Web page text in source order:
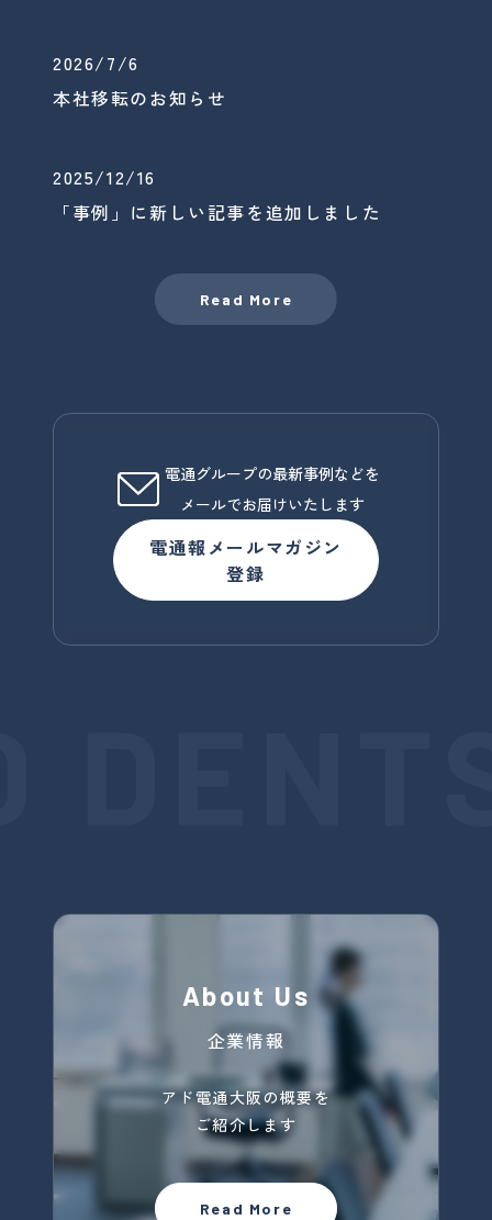
2026/7/6
本社移転のお知らせ
2025/12/16
「事例」に新しい記事を追加しました
Read More
電通グループの最新事例などを
メールでお届けいたします
電通報メールマガジン
登録
About Us
企業情報
アド電通大阪の概要を
ご紹介します
Read More